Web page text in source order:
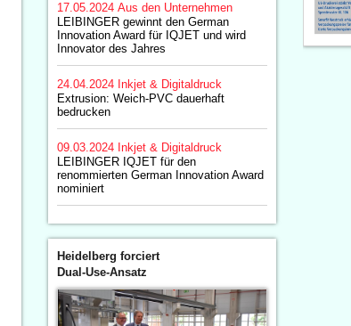
17.05.2024 Aus den Unternehmen
LEIBINGER gewinnt den German
Innovation Award für IQJET und wird
Innovator des Jahres
24.04.2024 Inkjet & Digitaldruck
Extrusion: Weich-PVC dauerhaft
bedrucken
09.03.2024 Inkjet & Digitaldruck
LEIBINGER IQJET für den
renommierten German Innovation Award
nominiert
Heidelberg forciert
Dual-Use-Ansatz